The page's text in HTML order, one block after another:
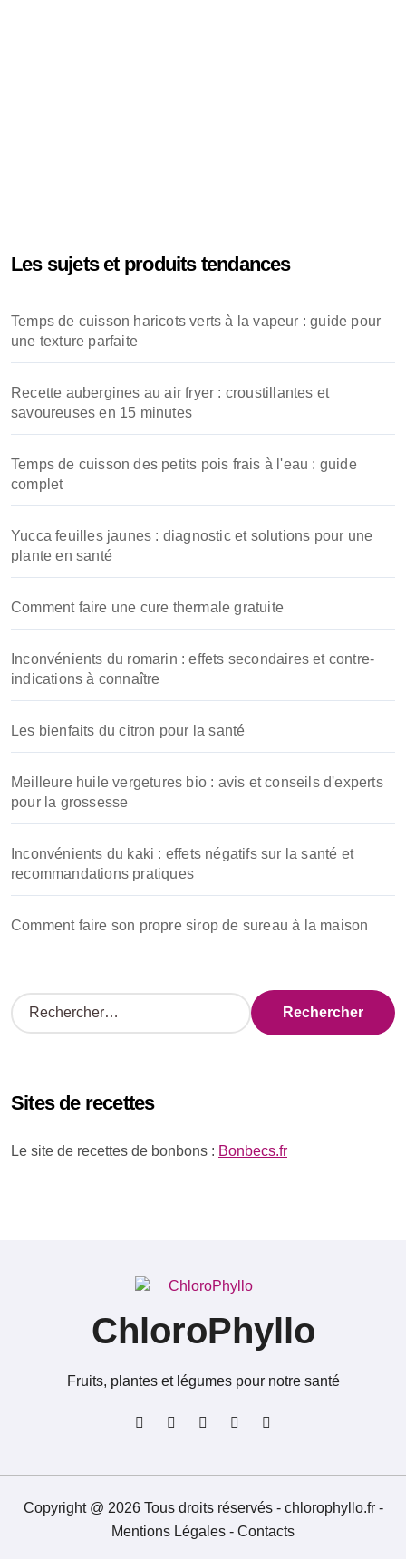
Les sujets et produits tendances
Temps de cuisson haricots verts à la vapeur : guide pour
une texture parfaite
Recette aubergines au air fryer : croustillantes et
savoureuses en 15 minutes
Temps de cuisson des petits pois frais à l'eau : guide
complet
Yucca feuilles jaunes : diagnostic et solutions pour une
plante en santé
Comment faire une cure thermale gratuite
Inconvénients du romarin : effets secondaires et contre-
indications à connaître
Les bienfaits du citron pour la santé
Meilleure huile vergetures bio : avis et conseils d'experts
pour la grossesse
Inconvénients du kaki : effets négatifs sur la santé et
recommandations pratiques
Comment faire son propre sirop de sureau à la maison
R
e
r
e
Sites de recettes
Le site de recettes de bonbons : Bonbecs.fr
ChloroPhyllo
Fruits, plantes et légumes pour notre santé
Copyright @ 2026 Tous droits réservés - chlorophyllo.fr -
Mentions Légales - Contacts